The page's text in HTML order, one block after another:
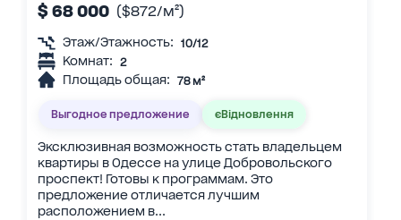
$ 68 000 ($872/м²)
Этаж/Этажность: 10/12
Комнат: 2
Площадь общая: 78 м²
Выгодное предложение єВідновлення
Эксклюзивная возможность стать владельцем
квартиры в Одессе на улице Добровольского
проспект! Готовы к программам. Это
предложение отличается лучшим
расположением в...